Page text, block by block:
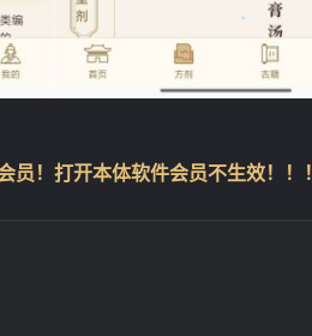
！打开本体软件会员不生效！！！